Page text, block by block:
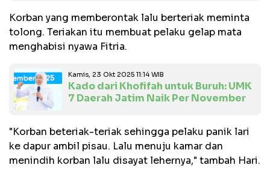
Korban yang memberontak lalu berteriak meminta
tolong. Teriakan itu membuat pelaku gelap mata
menghabisi nyawa Fitria.
Kamis, 23 Okt 2025 11:14 WIB
Kado dari Khofifah untuk Buruh: UMK
7 Daerah Jatim Naik Per November
"Korban beteriak-teriak sehingga pelaku panik lari
ke dapur ambil pisau. Lalu menuju kamar dan
menindih korban lalu disayat lehernya," tambah Hari.